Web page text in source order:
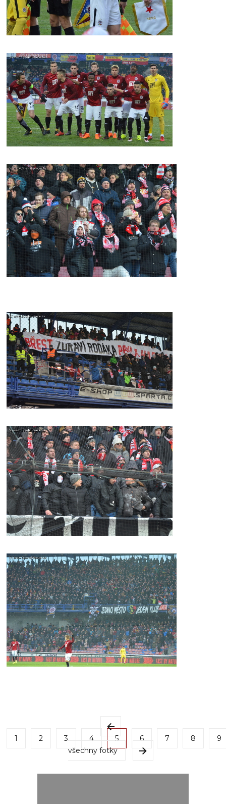
1 2 3 4 5 6 7 8
9
všechny fotky